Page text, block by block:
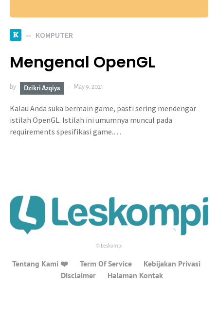
K KOMPUTER
Mengenal OpenGL
by Dzikri Azqiya May 9, 2021
Kalau Anda suka bermain game, pasti sering mendengar
istilah OpenGL. Istilah ini umumnya muncul pada
requirements spesifikasi game.…
© Leskompi
Tentang Kami ❤️ Term Of Service
Kebijakan Privasi
Disclaimer
Halaman Kontak